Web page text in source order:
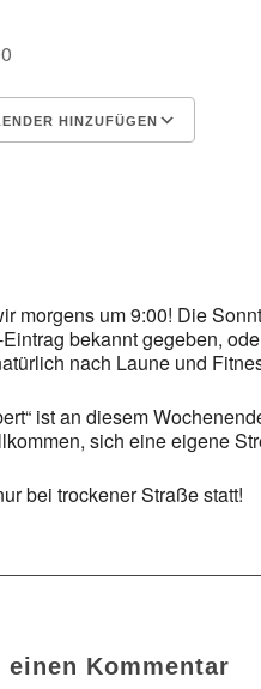
HINZUFÜGEN
morgens um 9:00! Die
bekannt gegeben,
nach Laune und
ist an diesem
sich eine eigene
bei trockener Straße statt!
Kommentar